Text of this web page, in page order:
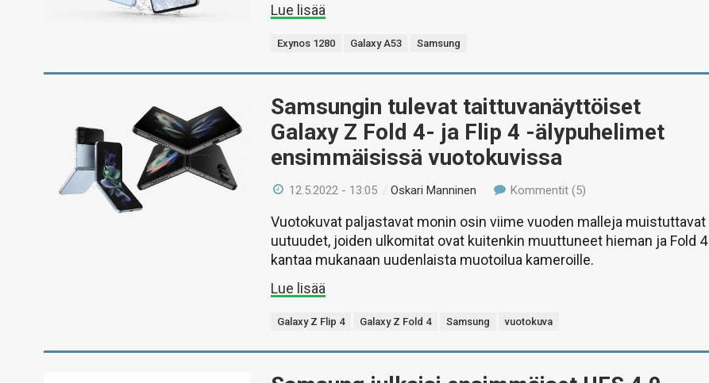
Lue lisää
Exynos 1280 Galaxy A53 Samsung
Samsungin tulevat taittuvanäyttöiset
Galaxy Z Fold 4- ja Flip 4 -älypuhelimet
ensimmäisissä vuotokuvissa
12.5.2022 - 13:05 /Oskari Manninen Kommentit (5)
Vuotokuvat paljastavat monin osin viime vuoden malleja muistuttavat
uutuudet, joiden ulkomitat ovat kuitenkin muuttuneet hieman ja Fold 4
kantaa mukanaan uudenlaista muotoilua kameroille.
Lue lisää
Galaxy Z Flip 4 Galaxy Z Fold 4 Samsung vuotokuva